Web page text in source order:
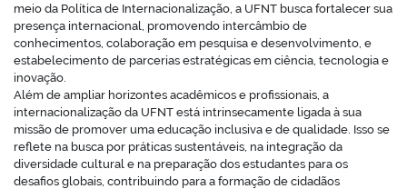
meio da Política de Internacionalização, a UFNT busca fortalecer sua
presença internacional, promovendo intercâmbio de
conhecimentos, colaboração em pesquisa e desenvolvimento, e
estabelecimento de parcerias estratégicas em ciência, tecnologia e
inovação.
Além de ampliar horizontes acadêmicos e profissionais, a
internacionalização da UFNT está intrinsecamente ligada à sua
missão de promover uma educação inclusiva e de qualidade. Isso se
reflete na busca por práticas sustentáveis, na integração da
diversidade cultural e na preparação dos estudantes para os
desafios globais, contribuindo para a formação de cidadãos